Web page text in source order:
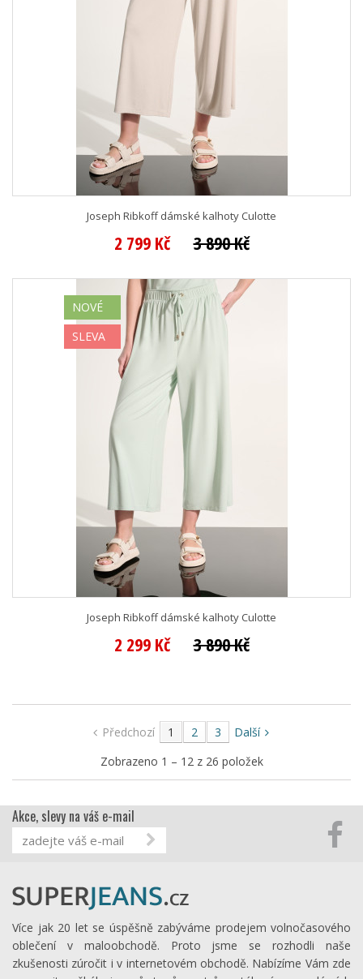
Joseph Ribkoff dámské kalhoty Culotte
2 799 Kč 3 890 Kč
NOVÉ
SLEVA
Joseph Ribkoff dámské kalhoty Culotte
2 299 Kč 3 890 Kč
Předchozí 1 2 3
Další
Zobrazeno 1 – 12 z 26 položek
Akce, slevy na váš e-mail
Více jak 20 let se úspěšně zabýváme prodejem volnočasového
oblečení v maloobchodě. Proto jsme se rozhodli naše
zkušenosti zúročit i v internetovém obchodě. Nabízíme Vám zde